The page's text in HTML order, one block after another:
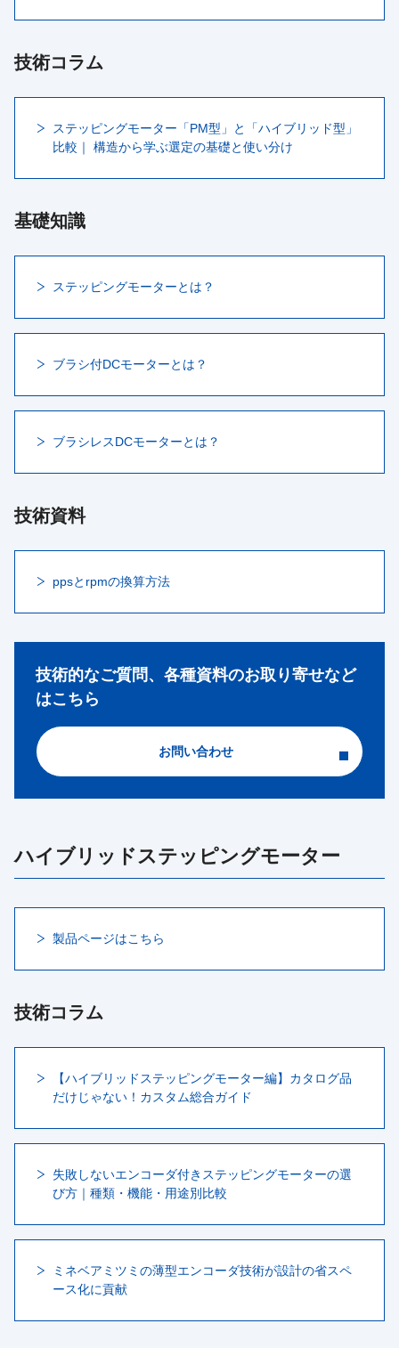
技術コラム
ステッピングモーター「PM型」と「ハイブリッド型」
比較｜ 構造から学ぶ選定の基礎と使い分け
基礎知識
ステッピングモーターとは？
ブラシ付DCモーターとは？
ブラシレスDCモーターとは？
技術資料
ppsとrpmの換算方法
技術的なご質問、各種資料のお取り寄せなど
はこちら
お問い合わせ
ハイブリッドステッピングモーター
製品ページはこちら
技術コラム
【ハイブリッドステッピングモーター編】カタログ品
だけじゃない！カスタム総合ガイド
失敗しないエンコーダ付きステッピングモーターの選
び方｜種類・機能・用途別比較
ミネベアミツミの薄型エンコーダ技術が設計の省スペ
ース化に貢献